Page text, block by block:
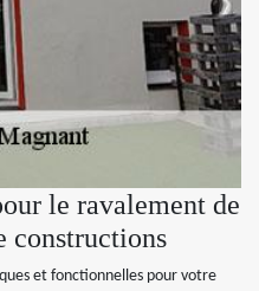
le ravalement de
constructions
et fonctionnelles pour votre